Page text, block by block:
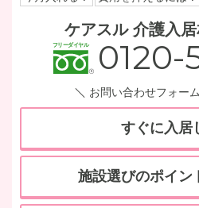
ケアスル 介護入
0120-
お問い合わせフォー
すぐに入居
施設選びのポイン